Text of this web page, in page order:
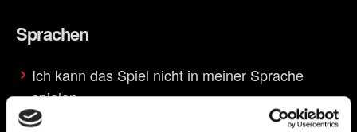
Sprachen
Ich kann das Spiel nicht in meiner Sprache
spielen